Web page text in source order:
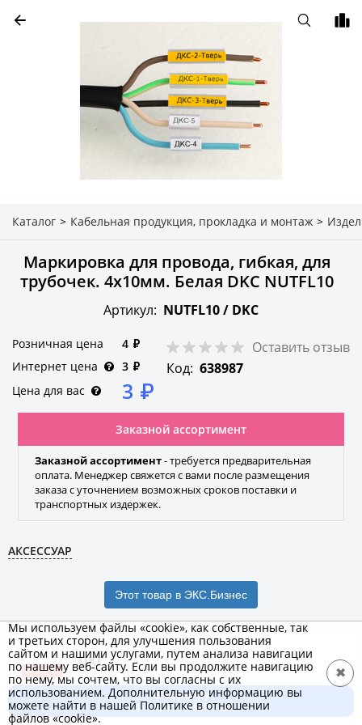
Каталог > Кабельная продукция, прокладка и монтаж >
Маркировка для провода, гибкая, для
трубочек. 4х10мм. Белая DKC NUTFL10
Артикул: NUTFL10 / DKC
Розничная цена 4 ₽
Интернет цена
3 ₽
Цена для вас
3 ₽
Оставить отзыв
Код: 638987
Заказной ассортимент
Заказной ассортимент- требуется предварительная
оплата. Менеджер свяжется с вами после размещения
заказа с уточнением возможных сроков поставки и
транспортных издержек.
АКСЕССУАР
Этот товар в ЭКС.Бизнес
DKC
Бренд
В корзину
14 700 ₽ за 4900 шт.
Мы используем файлы «cookie», как собственные, так
и третьих сторон, для улучшения пользования
сайтом и нашими услугами, путем анализа навигации
по нашему веб-сайту. Если вы продолжите навигацию
по нему, мы сочтем, что вы согласны с их
использованием. Дополнительную информацию вы
можете найти в нашей Политике в отношении
файлов «cookie».
✖